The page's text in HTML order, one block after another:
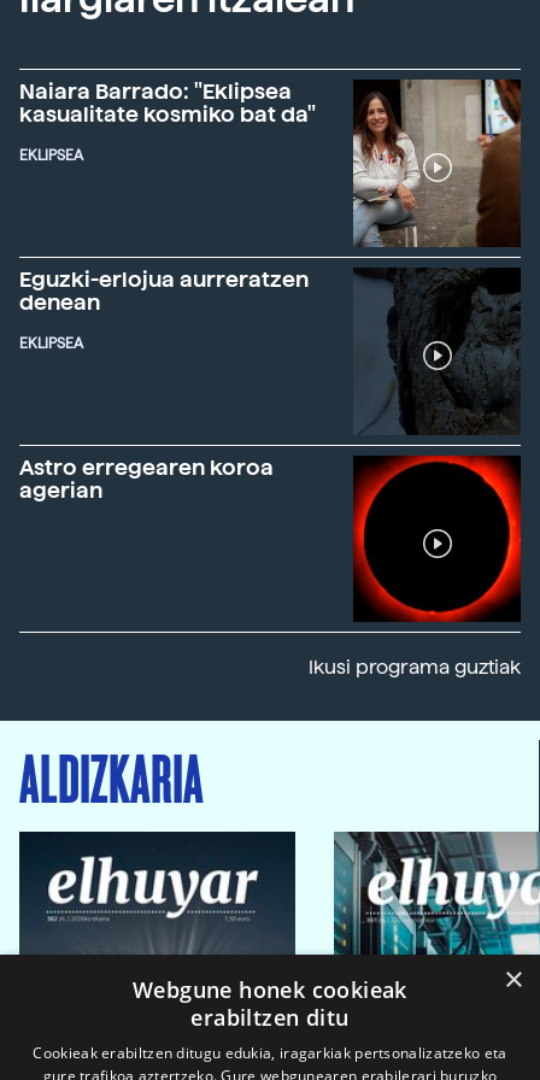
Naiara Barrado: "Eklipsea
kasualitate kosmiko bat da"
EKLIPSEA
Eguzki-erlojua aurreratzen
denean
EKLIPSEA
Astro erregearen koroa
agerian
Ikusi programa guztiak
ALDIZKARIA
×
Webgune honek cookieak
erabiltzen ditu
Cookieak erabiltzen ditugu edukia, iragarkiak pertsonalizatzeko eta
gure trafikoa aztertzeko. Gure webgunearen erabilerari buruzko